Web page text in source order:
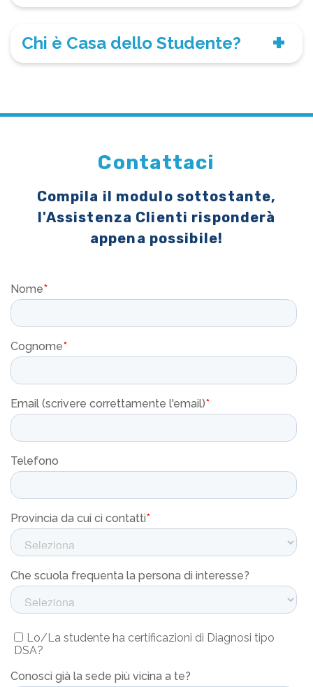
Chi è Casa dello Studente?
Contattaci
Compila il modulo sottostante,
l'Assistenza Clienti risponderà
appena possibile!